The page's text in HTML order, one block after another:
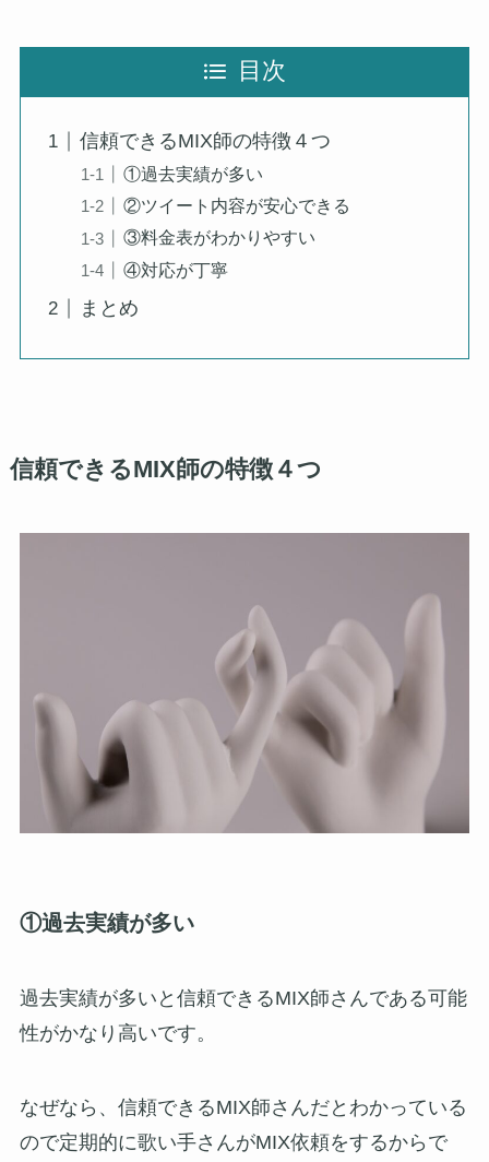
目次
信頼できるMIX師の特徴４つ
①過去実績が多い
②ツイート内容が安心できる
③料金表がわかりやすい
④対応が丁寧
まとめ
信頼できるMIX師の特徴４つ
①過去実績が多い
過去実績が多いと信頼できるMIX師さんである可能
性がかなり高いです。
なぜなら、信頼できるMIX師さんだとわかっている
ので定期的に歌い手さんがMIX依頼をするからで